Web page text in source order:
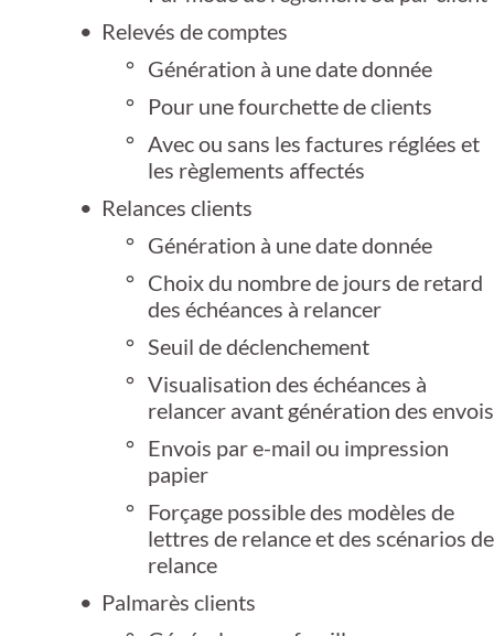
Relevés de comptes
Génération à une date donnée
Pour une fourchette de clients
Avec ou sans les factures réglées et
les règlements affectés
Relances clients
Génération à une date donnée
Choix du nombre de jours de retard
des échéances à relancer
Seuil de déclenchement
Visualisation des échéances à
relancer avant génération des envois
Envois par e-mail ou impression
papier
Forçage possible des modèles de
lettres de relance et des scénarios de
relance
Palmarès clients